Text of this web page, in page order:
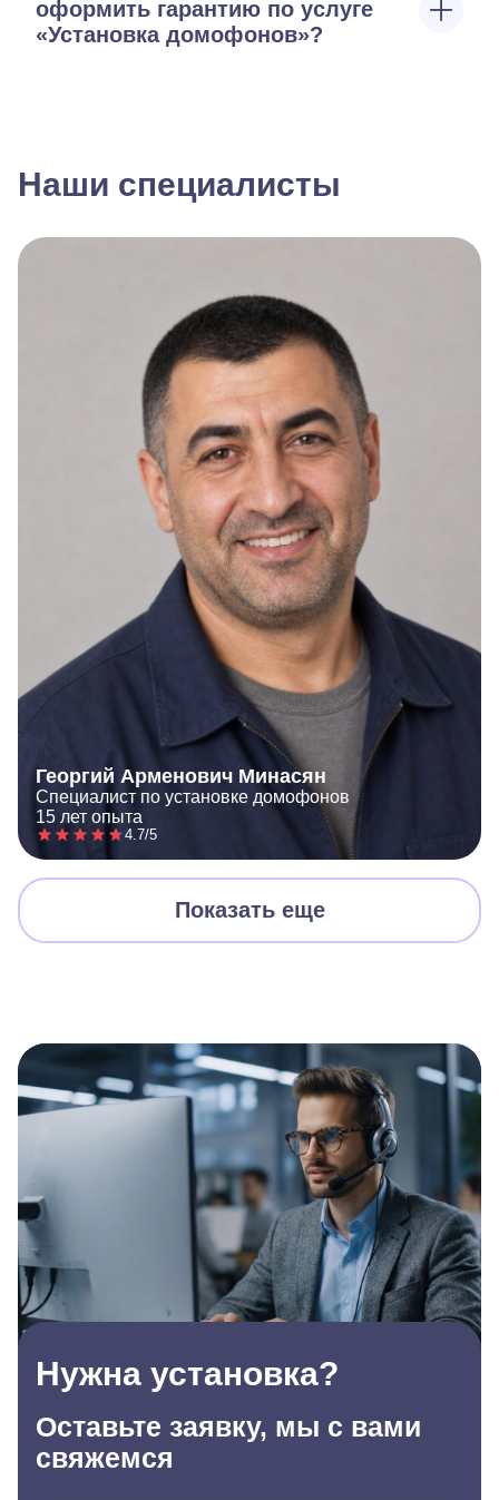
оформить гарантию по услуге
«Установка домофонов»?
Наши специалисты
Георгий Арменович Минасян
Специалист по установке домофонов
15 лет опыта
4.7/5
Показать еще
Нужна установка?
Оставьте заявку, мы с вами
свяжемся